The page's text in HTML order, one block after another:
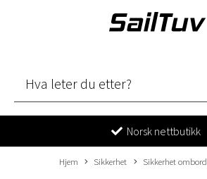
Norsk nettbutikk
Hjem Sikkerhet Sikkerhet ombord